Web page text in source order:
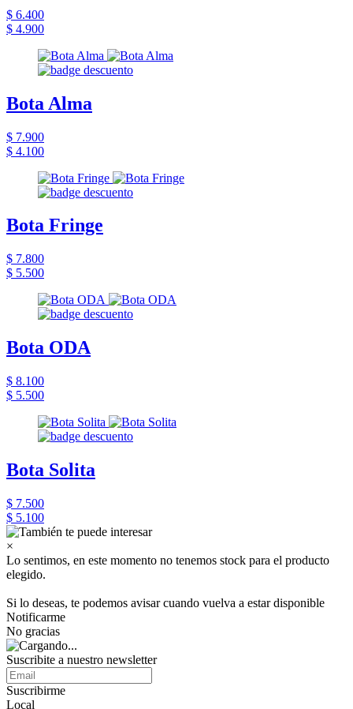
$ 6.400
$ 4.900
Bota Alma
$ 7.900
$ 4.100
Bota Fringe
$ 7.800
$ 5.500
Bota ODA
$ 8.100
$ 5.500
Bota Solita
$ 7.500
$ 5.100
×
Lo sentimos, en este momento no tenemos stock para el producto
elegido.
Si lo deseas, te podemos avisar cuando vuelva a estar disponible
Notificarme
No gracias
Suscribite a nuestro newsletter
Suscribirme
Local